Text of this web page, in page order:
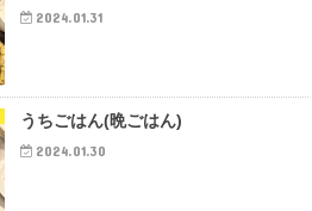
2024.01.31
うちごはん(晩ごはん)
2024.01.30